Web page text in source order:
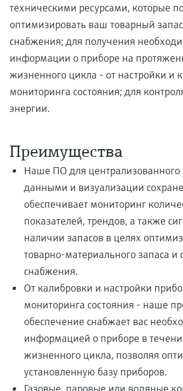
техническими ресурсами, которые
оптимизировать ваш товарный
снабжения; для получения
информации о приборе на
жизненного цикла - от настройки и
мониторинга состояния; для
энергии.
Преимущества
Наше ПО для централизованного
данными и визуализации
обеспечивает мониторинг
показателей, трендов, а также
наличии запасов в целях
товарно-материального запаса и
снабжения.
От калибровки и настройки
мониторинга состояния - наше
обеспечение снабжает вас
информацией о приборе в
жизненного цикла, позволяя
установленную базу приборов.